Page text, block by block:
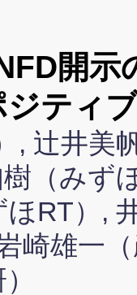
開
ティ
, 辻井美
（みず
RT）,
崎雄一